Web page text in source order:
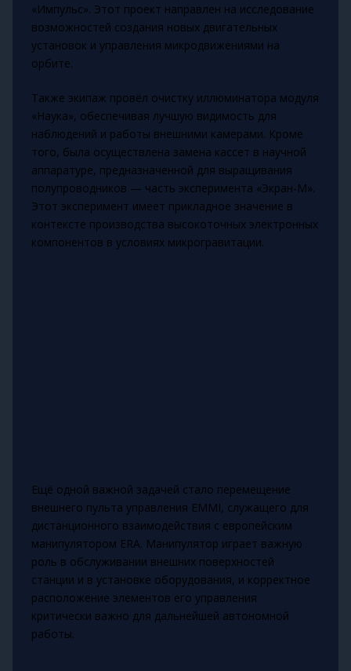
«Импульс». Этот проект направлен на исследование
возможностей создания новых двигательных
установок и управления микродвижениями на
орбите.
Также экипаж провёл очистку иллюминатора модуля
«Наука», обеспечивая лучшую видимость для
наблюдений и работы внешними камерами. Кроме
того, была осуществлена замена кассет в научной
аппаратуре, предназначенной для выращивания
полупроводников — часть эксперимента «Экран-М».
Этот эксперимент имеет прикладное значение в
контексте производства высокоточных электронных
компонентов в условиях микрогравитации.
Ещё одной важной задачей стало перемещение
внешнего пульта управления EMMI, служащего для
дистанционного взаимодействия с европейским
манипулятором ERA. Манипулятор играет важную
роль в обслуживании внешних поверхностей
станции и в установке оборудования, и корректное
расположение элементов его управления
критически важно для дальнейшей автономной
работы.